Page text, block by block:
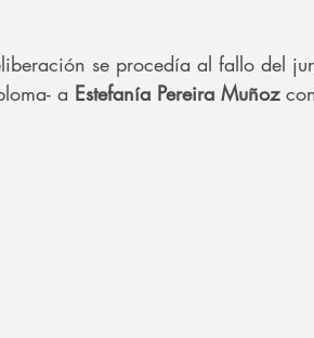
se procedía al fallo del
a Estefanía Pereira Muñoz